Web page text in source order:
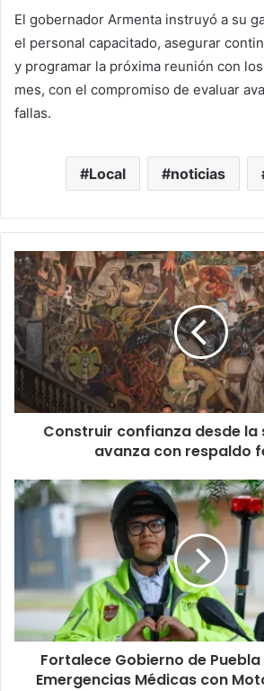
El gobernador Armenta instruyó a su
el personal capacitado, asegurar
y programar la próxima reunión con
mes, con el compromiso de evaluar
fallas.
Local noticias
Construir confianza desde la
avanza con respaldo
Fortalece Gobierno de
Emergencias Médicas con